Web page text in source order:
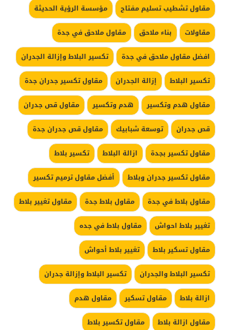
مقاول تشطيب تسليم مفتاح
مؤسسة الرؤية الحديثة
مقاولات
بناء ملاحق
مقاول ملاحق في جدة
افضل مقاول ملاحق في جدة
تكسير البلاط وإزالة الجدران
تكسير البلاط
إزالة الجدران
مقاول تكسير جدران جدة
مقاول هدم وتكسير
هدم وتكسير
مقاول قص جدران
قص جدران
توسعة شبابيك
مقاول قص جدران جدة
مقاول تكسير بجدة
ازالة البلاط
تكسير بلاط
مقاول تكسير جدران وبلاط
أفضل مقاول ترميم تكسير
مقاول بلاط في جدة
مقاول بلاط جدة
مقاول تغيير بلاط
تغيير بلاط احواش
مقاول بلاط في جده
مقاول تسكير بلاط
تغيير بلاط أحواش
تكسير البلاط والجدران
تكسير البلاط وإزالة جدران
ازالة بلاط
مقاول تسكير
مقاول هدم
مقاول ازالة بلاط
مقاول تكسير بلاط